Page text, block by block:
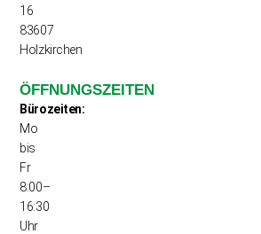
16
83607
Holzkirchen
ÖFFNUNGSZEITEN
Bürozeiten:
Mo
bis
Fr
8:00–
16:30
Uhr